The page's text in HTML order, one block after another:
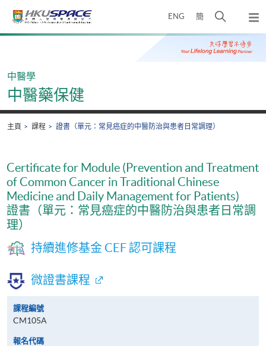
ENG 簡
開
搜
尋
彈
出
主
Main
中醫學
中醫藥保健
主頁 課程 證書（單元：常見癌症的中醫防治與患者日常調理）
Certificate for Module (Prevention and Treatment
of Common Cancer in Traditional Chinese
Medicine and Daily Management for Patients)
證書（單元：常見癌症的中醫防治與患者日常調
理）
持續進修基金 CEF 認可課程
微證書課程
課程編號
CM105A
報名代碼